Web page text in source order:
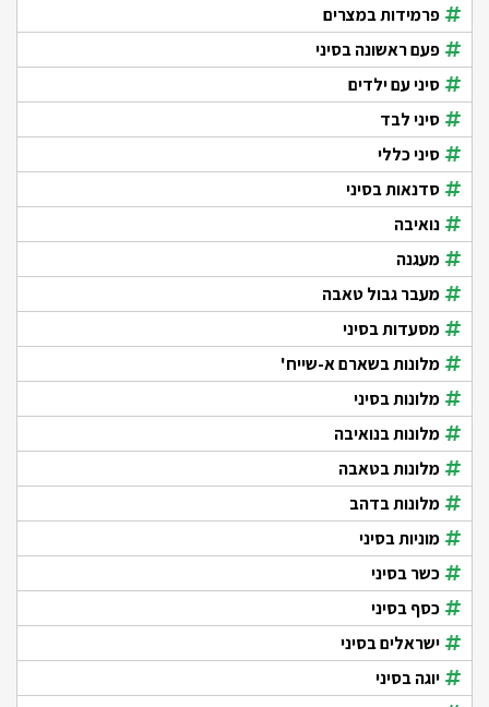
פרמידות במצרים
פעם ראשונה בסיני
סיני עם ילדים
סיני לבד
סיני כללי
סדנאות בסיני
נואיבה
מעגנה
מעבר גבול טאבה
מסעדות בסיני
מלונות בשארם א-שייח'
מלונות בסיני
מלונות בנואיבה
מלונות בטאבה
מלונות בדהב
מוניות בסיני
כשר בסיני
כסף בסיני
ישראלים בסיני
יוגה בסיני